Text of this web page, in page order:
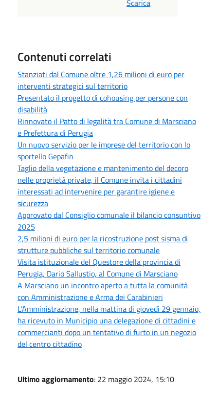
Scarica
Contenuti correlati
Stanziati dal Comune oltre 1,26 milioni di euro per
interventi strategici sul territorio
Presentato il progetto di cohousing per persone con
disabilità
Rinnovato il Patto di legalità tra Comune di Marsciano
e Prefettura di Perugia
Un nuovo servizio per le imprese del territorio con lo
sportello Gepafin
Taglio della vegetazione e mantenimento del decoro
nelle proprietà private, il Comune invita i cittadini
interessati ad intervenire per garantire igiene e
sicurezza
Approvato dal Consiglio comunale il bilancio consuntivo
2025
2,5 milioni di euro per la ricostruzione post sisma di
strutture pubbliche sul territorio comunale
Visita istituzionale del Questore della provincia di
Perugia, Dario Sallustio, al Comune di Marsciano
A Marsciano un incontro aperto a tutta la comunità
con Amministrazione e Arma dei Carabinieri
L’Amministrazione, nella mattina di giovedì 29 gennaio,
ha ricevuto in Municipio una delegazione di cittadini e
commercianti dopo un tentativo di furto in un negozio
del centro cittadino
Ultimo aggiornamento: 22 maggio 2024, 15:10